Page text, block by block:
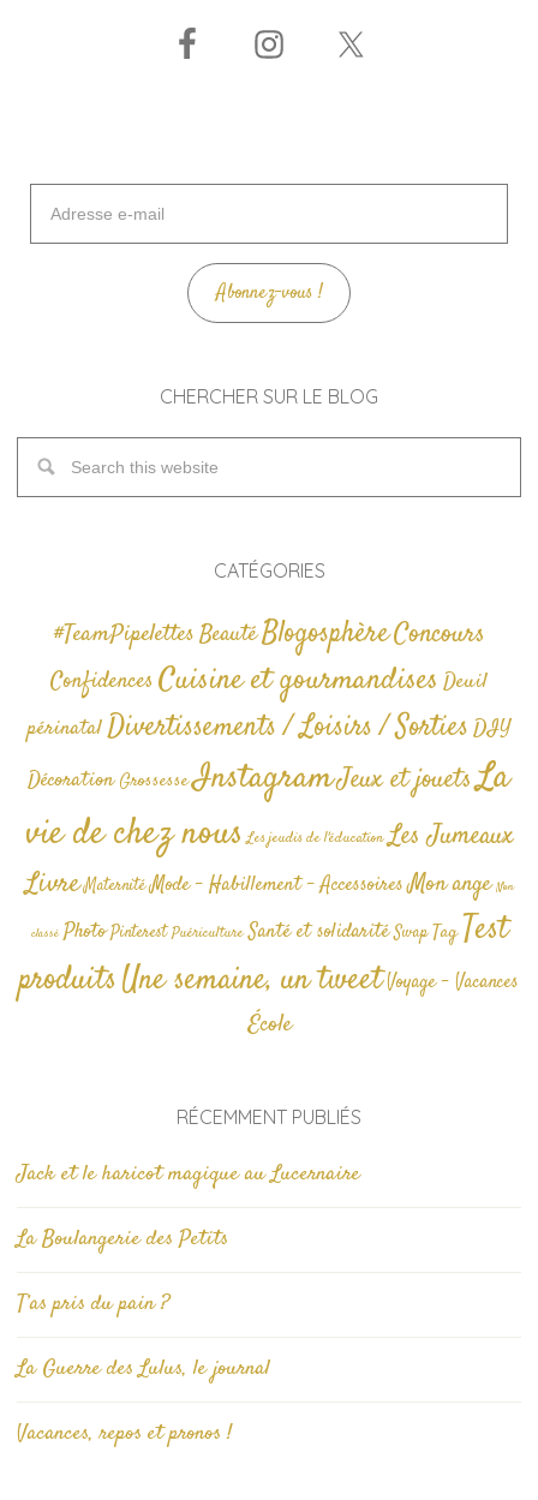
mail
Abonnez-vous !
CHERCHER SUR LE BLOG
CATÉGORIES
#TeamPipelettesBeautéBlogosphèreConcours
Confidences Cuisine et gourmandises Deuil
périnatalDivertissements / Loisirs / SortiesDIY
Décoration GrossesseInstagramJeux et jouetsLa
vie de chez nous Les jeudis de l'éducation Les Jumeaux
Livre Maternité Mode - Habillement - AccessoiresMon ange Non
classé Photo Pinterest Puériculture Santé et solidarité Swap TagTest
produitsUne semaine, un tweetVoyage - Vacances
École
RÉCEMMENT PUBLIÉS
Jack et le haricot magique au Lucernaire
La Boulangerie des Petits
T’as pris du pain ?
La Guerre des Lulus, le journal
Vacances, repos et pronos !